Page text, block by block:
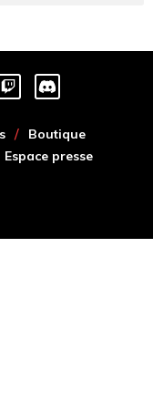
Boutique
Espace presse